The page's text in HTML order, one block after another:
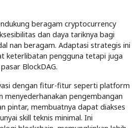
beragam cryptocurrency
dan daya tariknya bagi
nan beragam. Adaptasi strategis ini
keterlibatan pengguna tetapi juga
BlockDAG.
dengan fitur-fitur seperti platform
menyederhanakan pengembangan
pintar, membuatnya dapat diakses
skill teknis minimal. Ini